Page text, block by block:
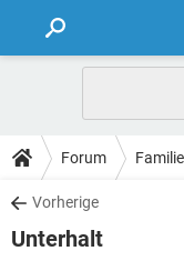
FORUM
TIPPS
Forum
Vorherige
Unterhalt